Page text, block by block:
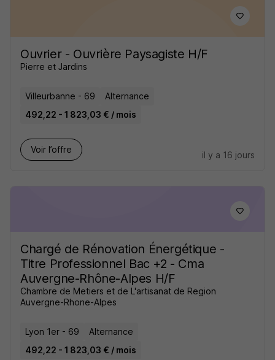
Ouvrier - Ouvrière Paysagiste H/F
Pierre et Jardins
Villeurbanne - 69
Alternance
492,22 - 1 823,03 € / mois
Voir l’offre
il y a 16 jours
Chargé de Rénovation Énergétique -
Titre Professionnel Bac +2 - Cma
Auvergne-Rhône-Alpes H/F
Chambre de Metiers et de L'artisanat de Region
Auvergne-Rhone-Alpes
Lyon 1er - 69
Alternance
492,22 - 1 823,03 € / mois